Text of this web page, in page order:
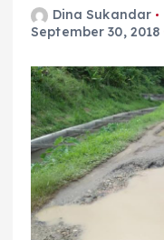
Dina Sukandar
September 30, 2018